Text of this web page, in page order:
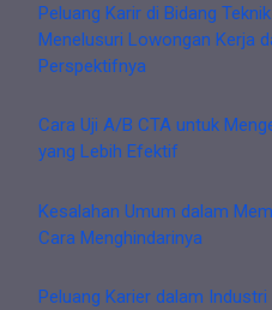
Peluang Karir di Bidang
Menelusuri Lowongan Kerja
Perspektifnya
Cara Uji A/B CTA untuk
yang Lebih Efektif
Kesalahan Umum dalam
Cara Menghindarinya
Peluang Karier dalam